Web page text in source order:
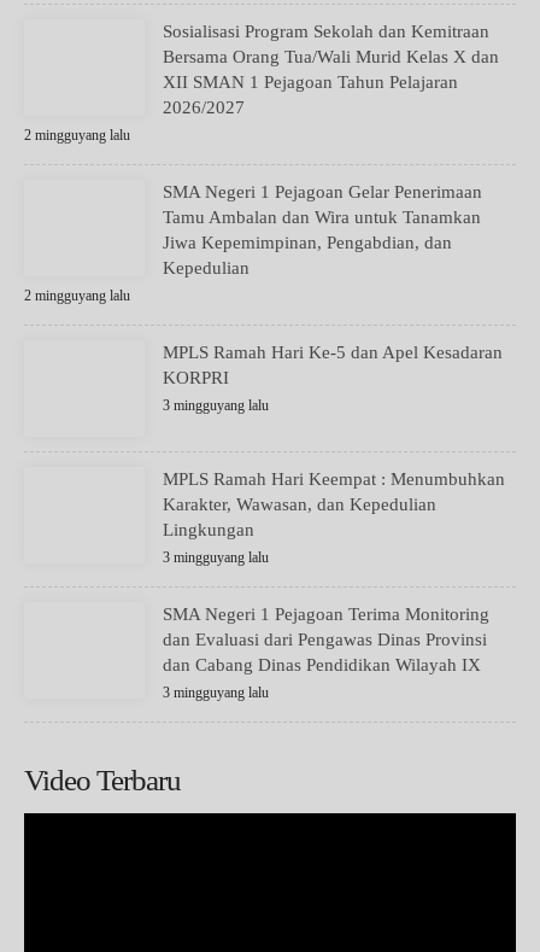
Sosialisasi Program Sekolah dan Kemitraan
Bersama Orang Tua/Wali Murid Kelas X dan
XII SMAN 1 Pejagoan Tahun Pelajaran
2026/2027
2 mingguyang lalu
SMA Negeri 1 Pejagoan Gelar Penerimaan
Tamu Ambalan dan Wira untuk Tanamkan
Jiwa Kepemimpinan, Pengabdian, dan
Kepedulian
2 mingguyang lalu
MPLS Ramah Hari Ke-5 dan Apel Kesadaran
KORPRI
3 mingguyang lalu
MPLS Ramah Hari Keempat : Menumbuhkan
Karakter, Wawasan, dan Kepedulian
Lingkungan
3 mingguyang lalu
SMA Negeri 1 Pejagoan Terima Monitoring
dan Evaluasi dari Pengawas Dinas Provinsi
dan Cabang Dinas Pendidikan Wilayah IX
3 mingguyang lalu
Video Terbaru